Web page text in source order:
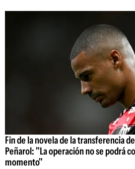
Fin de la novela de la transferencia
Peñarol: "La operación no se podrá
momento"